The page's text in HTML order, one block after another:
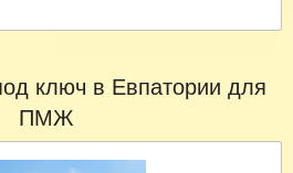
ключ в Евпатории для
ПМЖ